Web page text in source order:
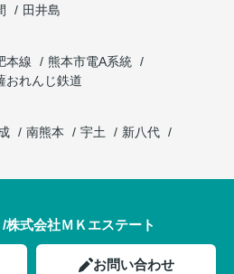
田井島
本線
熊本市電A系統
おれんじ鉄道
南熊本 宇土
新八代
株式会社ＭＫエステート
お問い合わせ